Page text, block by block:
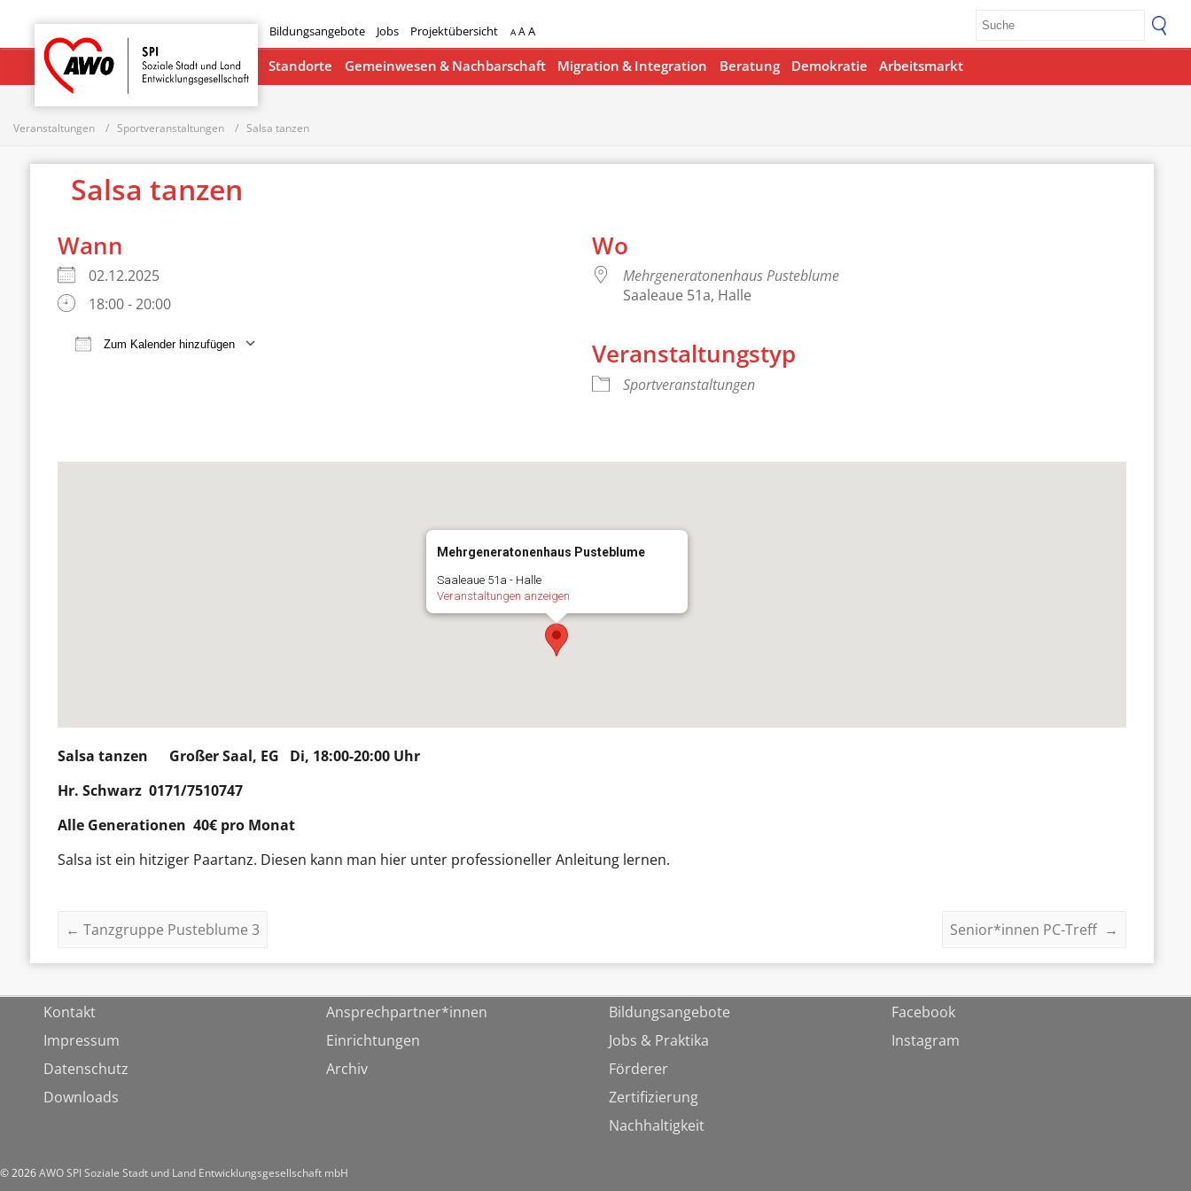
Bildungsangebote Jobs Projektübersicht A AA
Startseite
Standorte Gemeinwesen & Nachbarschaft Migration & Integration Beratung Demokratie Arbeitsmarkt
Veranstaltungen Sportveranstaltungen Salsa tanzen
Salsa tanzen
Wann
02.12.2025
18:00 - 20:00
Zum Kalender hinzufügen
iCalendar
Wo
Mehrgeneratonenhaus Pusteblume
Saaleaue 51a, Halle
Veranstaltungstyp
Sportveranstaltungen
Mehrgeneratonenhaus Pusteblume
Saaleaue 51a - Halle
Veranstaltungen anzeigen
Salsa tanzen
Großer Saal, EG Di, 18:00-20:00 Uhr
Hr. Schwarz 0171/7510747
Alle Generationen 40€ pro Monat
Salsa ist ein hitziger Paartanz. Diesen kann man hier unter professioneller Anleitung lernen.
← Tanzgruppe Pusteblume 3 Senior*innen PC-Treff →
Kontakt
Impressum
Datenschutz
Downloads
Ansprechpartner*innen
Einrichtungen
Archiv
Bildungsangebote
Jobs & Praktika
Förderer
Zertifizierung
Nachhaltigkeit
Facebook
Instagram
© 2026AWO SPI Soziale Stadt und Land Entwicklungsgesellschaft mbH